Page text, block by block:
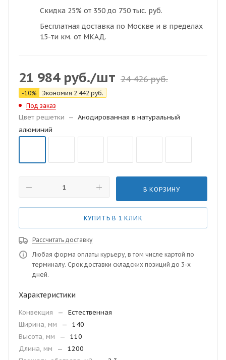
Скидка 25% от 350 до 750 тыс. руб.
Бесплатная доставка по Москве и в пределах
15-ти км. от МКАД.
21 984руб./шт 24 426руб.
-10% Экономия 2 442 руб.
Под заказ
Цвет решетки — Анодированная в натуральный
алюминий
В КОРЗИНУ
КУПИТЬ В 1 КЛИК
Рассчитать доставку
Любая форма оплаты курьеру, в том числе картой по
терминалу. Срок доставки складских позиций до 3-х
дней.
Характеристики
Конвекция —
Естественная
Ширина, мм
—
140
Высота, мм
—
110
Длина, мм
—
1200